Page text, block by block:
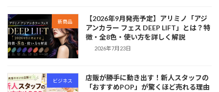
新商品
【2026年9月発売予定】アリミノ「アジ
アンカラー フェス DEEP LIFT」とは？特
徴・全8色・使い方を詳しく解説
2026年7月23日
ビジネス
店販が勝手に動き出す！新人スタッフの
「おすすめPOP」が驚くほど売れる理由